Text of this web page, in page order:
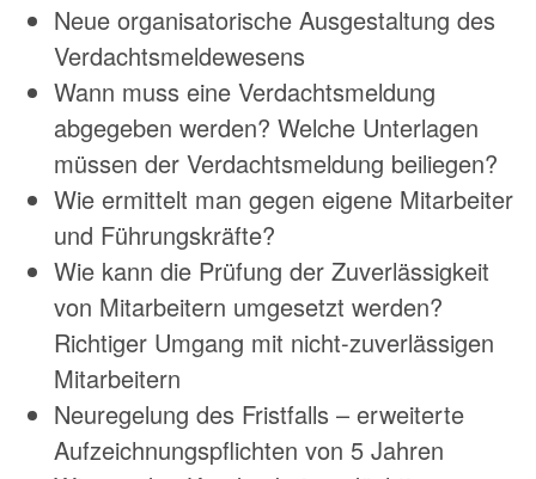
Neue organisatorische Ausgestaltung des
Verdachtsmeldewesens
Wann muss eine Verdachtsmeldung
abgegeben werden? Welche Unterlagen
müssen der Verdachtsmeldung beiliegen?
Wie ermittelt man gegen eigene Mitarbeiter
und Führungskräfte?
Wie kann die Prüfung der Zuverlässigkeit
von Mitarbeitern umgesetzt werden?
Richtiger Umgang mit nicht-zuverlässigen
Mitarbeitern
Neuregelung des Fristfalls – erweiterte
Aufzeichnungspflichten von 5 Jahren